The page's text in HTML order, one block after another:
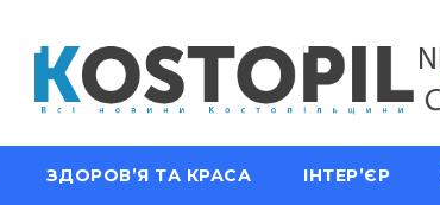
ЗДОРОВ’Я ТА КРАСА ІНТЕР’ЄР